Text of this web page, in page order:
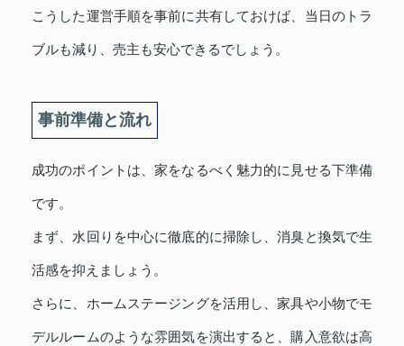
こうした運営手順を事前に共有しておけば、当日のトラ
ブルも減り、売主も安心できるでしょう。
事前準備と流れ
成功のポイントは、家をなるべく魅力的に見せる下準備
です。
まず、水回りを中心に徹底的に掃除し、消臭と換気で生
活感を抑えましょう。
さらに、ホームステージングを活用し、家具や小物でモ
デルルームのような雰囲気を演出すると、購入意欲は高